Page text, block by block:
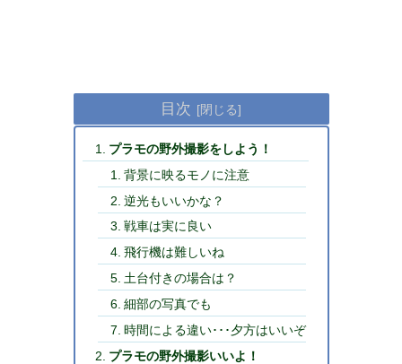
目次
プラモの野外撮影をしよう！
背景に映るモノに注意
逆光もいいかな？
戦車は実に良い
飛行機は難しいね
土台付きの場合は？
細部の写真でも
時間による違い･･･夕方はいいぞ
プラモの野外撮影いいよ！